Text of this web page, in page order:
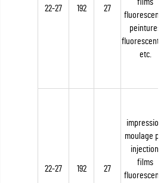
22-27 192 27
films
fluorescents,
peintures
etc.
22-27 192 27
impression,
moulage par
injection,
films
fluorescents,